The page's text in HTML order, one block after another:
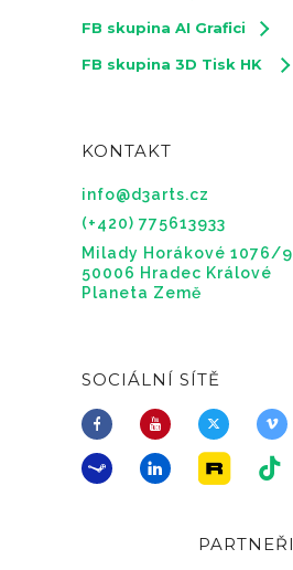
FB skupina AI Grafici
FB skupina 3D Tisk HK
KONTAKT
info@d3arts.cz
(+420) 775613933
Milady Horákové 1076/9
50006 Hradec Králové
Planeta Země
SOCIÁLNÍ SÍTĚ
PARTNEŘI